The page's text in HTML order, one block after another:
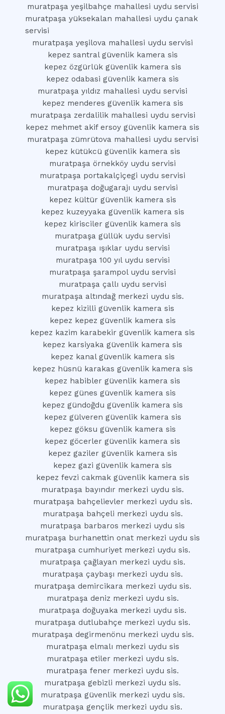
muratpaşa yeşilbahçe mahallesi uydu servisi
muratpaşa yüksekalan mahallesi uydu çanak
servisi
muratpaşa yeşilova mahallesi uydu servisi
kepez santral güvenlik kamera sis
kepez özgürlük güvenlik kamera sis
kepez odabasi güvenlik kamera sis
muratpaşa yıldız mahallesi uydu servisi
kepez menderes güvenlik kamera sis
muratpaşa zerdalilik mahallesi uydu servisi
kepez mehmet akif ersoy güvenlik kamera sis
muratpaşa zümrütova mahallesi uydu servisi
kepez kütükcü güvenlik kamera sis
muratpaşa örnekköy uydu servisi
muratpaşa portakalçiçegi uydu servisi
muratpaşa doğugarajı uydu servisi
kepez kültür güvenlik kamera sis
kepez kuzeyyaka güvenlik kamera sis
kepez kirisciler güvenlik kamera sis
muratpaşa güllük uydu servisi
muratpaşa ışıklar uydu servisi
muratpaşa 100 yıl uydu servisi
muratpaşa şarampol uydu servisi
muratpaşa çallı uydu servisi
muratpaşa altındağ merkezi uydu sis.
kepez kizilli güvenlik kamera sis
kepez kepez güvenlik kamera sis
kepez kazim karabekir güvenlik kamera sis
kepez karsiyaka güvenlik kamera sis
kepez kanal güvenlik kamera sis
kepez hüsnü karakas güvenlik kamera sis
kepez habibler güvenlik kamera sis
kepez günes güvenlik kamera sis
kepez gündoğdu güvenlik kamera sis
kepez gülveren güvenlik kamera sis
kepez göksu güvenlik kamera sis
kepez göcerler güvenlik kamera sis
kepez gaziler güvenlik kamera sis
kepez gazi güvenlik kamera sis
kepez fevzi cakmak güvenlik kamera sis
muratpaşa bayındır merkezi uydu sis.
muratpaşa bahçelievler merkezi uydu sis.
muratpaşa bahçeli merkezi uydu sis.
muratpaşa barbaros merkezi uydu sis
muratpaşa burhanettin onat merkezi uydu sis
muratpaşa cumhuriyet merkezi uydu sis.
muratpaşa çağlayan merkezi uydu sis.
muratpaşa çaybaşı merkezi uydu sis.
muratpaşa demircikara merkezi uydu sis.
muratpaşa deniz merkezi uydu sis.
muratpaşa doğuyaka merkezi uydu sis.
muratpaşa dutlubahçe merkezi uydu sis.
muratpaşa degirmenönu merkezi uydu sis.
muratpaşa elmalı merkezi uydu sis
muratpaşa etiler merkezi uydu sis.
muratpaşa fener merkezi uydu sis.
muratpaşa gebizli merkezi uydu sis.
muratpaşa güvenlik merkezi uydu sis.
muratpaşa gençlik merkezi uydu sis.